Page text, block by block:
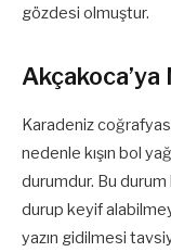
gözdesi olmuştur.
Karadeniz
nedenle kışın bol
durumdur. Bu
durup keyif
yazın gidilmesi